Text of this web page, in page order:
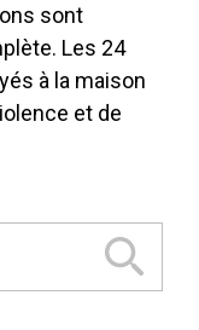
sont
Les 24
à la maison
et de